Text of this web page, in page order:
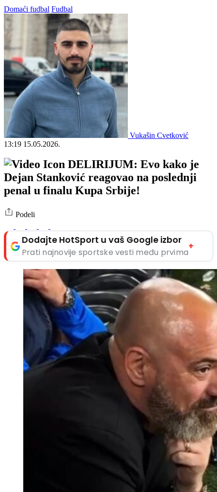
Domaći fudbal Fudbal
Vukašin Cvetković
13:19 15.05.2026.
DELIRIJUM: Evo kako je
Dejan Stanković reagovao na poslednji
penal u finalu Kupa Srbije!
Podeli
Dodajte HotSport u vaš Google izbor
Prati najnovije sportske vesti među prvima
+